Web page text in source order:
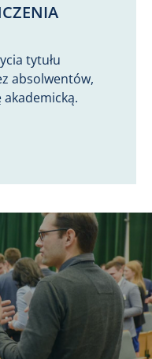
tytułu
absolwentów,
akademicką.